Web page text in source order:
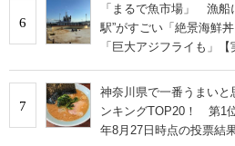
6
「まるで魚市場」 漁船
駅”がすごい「絶景海鮮
「巨大アジフライも」【
7
神奈川県で一番うまいと
ンキングTOP20！ 第1
年8月27日時点の投票結果